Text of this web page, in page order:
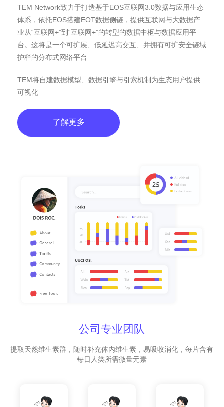
TEM Network致力于打造基于EOS互联网3.0数据与应用生态
体系，依托EOS搭建EOT数据侧链，提供互联网与大数据产
业从“互联网+”到“互联网+”的转型的数据中枢与数据应用平
台。这将是一个可扩展、低延迟高交互、并拥有可扩安全链域
护栏的分布式网络平台
TEM将自建数据模型、数据引擎与引索机制为生态用户提供
可视化
了解更多
公司专业团队
提取天然维生素群，随时补充体内维生素，易吸收消化，每片含有
每日人类所需微量元素